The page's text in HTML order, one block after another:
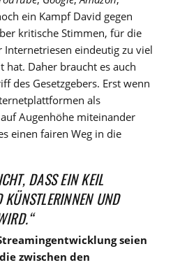
ein Kampf David gegen
kritische Stimmen, für die
Internetriesen eindeutig zu viel
hat. Daher braucht es auch
des Gesetzgebers. Erst wenn
als
Augenhöhe miteinander
einen fairen Weg in die
DASS EIN KEIL
UND
seien
zwischen den